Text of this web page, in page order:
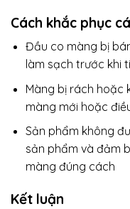
Cách khắc phục
Đầu co màng bị
làm sạch trước khi
Màng bị rách hoặc
màng mới hoặc
Sản phẩm không
sản phẩm và đảm
màng đúng cách
Kết luận